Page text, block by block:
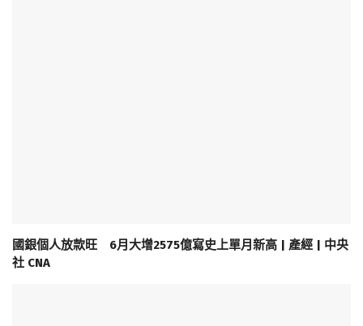
國銀個人放款旺 6月大增2575億寫史上單月新高 | 產經 | 中央
社 CNA